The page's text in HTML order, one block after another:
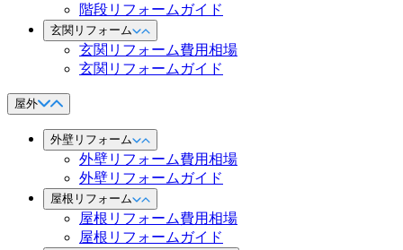
階段リフォームガイド
玄関リフォーム
玄関リフォーム費用相場
玄関リフォームガイド
屋外
外壁リフォーム
外壁リフォーム費用相場
外壁リフォームガイド
屋根リフォーム
屋根リフォーム費用相場
屋根リフォームガイド